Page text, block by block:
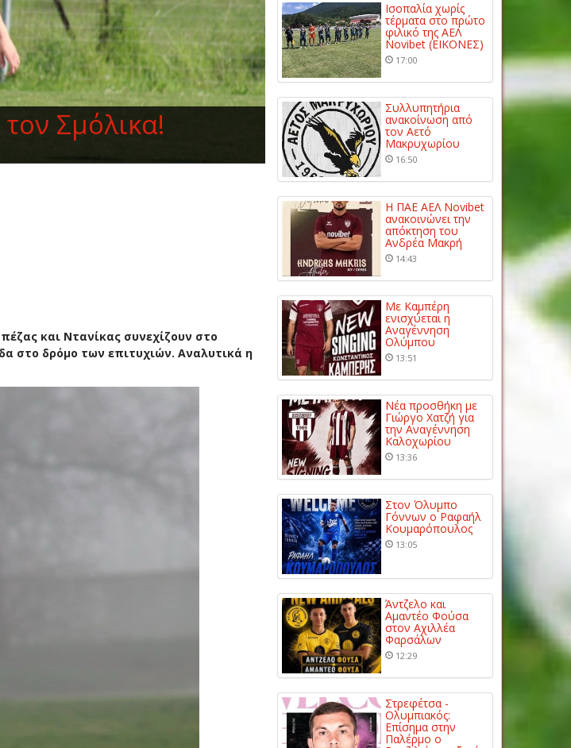
Σμόλικα!
και Ντανίκας συνεχίζουν στο
στο δρόμο των επιτυχιών. Αναλυτικά η
Ισοπαλία χωρίς
τέρματα στο πρώτο
φιλικό της ΑΕΛ
Novibet (ΕΙΚΟΝΕΣ)
17:00
Συλλυπητήρια
ανακοίνωση από
τον Αετό
Μακρυχωρίου
16:50
Η ΠΑΕ ΑΕΛ Novibet
ανακοινώνει την
απόκτηση του
Ανδρέα Μακρή
14:43
Με Καμπέρη
ενισχύεται η
Αναγέννηση
Ολύμπου
13:51
Νέα προσθήκη με
Γιώργο Χατζή για
την Αναγέννηση
Καλοχωρίου
13:36
Στον Όλυμπο
Γόννων ο Ραφαήλ
Κουμαρόπουλος
13:05
Άντζελο και
Αμαντέο Φούσα
στον Αχιλλέα
Φαρσάλων
12:29
Στρεφέτσα -
Ολυμπιακός:
Επίσημα στην
Παλέρμο ο